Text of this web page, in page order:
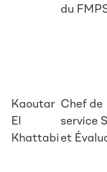
du
Kaoutar
El
Khattabi
Chef de
service
et